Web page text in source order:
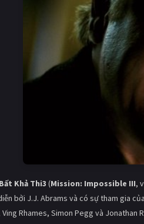
Khả Thi3 (Mission: Impossible III,
bởi J.J. Abrams và có sự tham gia
Rhames, Simon Pegg và Jonathan